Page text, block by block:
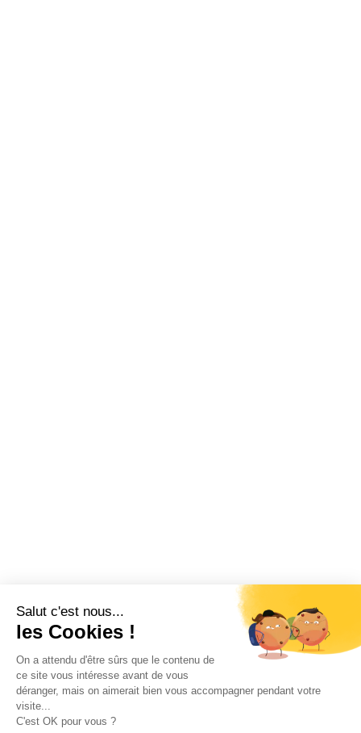
Salut c'est nous...
les Cookies !
On a attendu d'être sûrs que le contenu de
ce site vous intéresse avant de vous
déranger, mais on aimerait bien vous accompagner pendant votre
visite...
C'est OK pour vous ?